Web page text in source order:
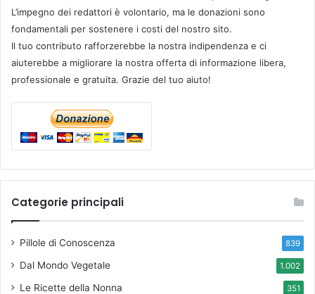
L’impegno dei redattori è volontario, ma le donazioni sono
fondamentali per sostenere i costi del nostro sito.
Il tuo contributo rafforzerebbe la nostra indipendenza e ci
aiuterebbe a migliorare la nostra offerta di informazione libera,
professionale e gratuita. Grazie del tuo aiuto!
Categorie principali
Pillole di Conoscenza 839
Dal Mondo Vegetale 1.002
Le Ricette della Nonna 351